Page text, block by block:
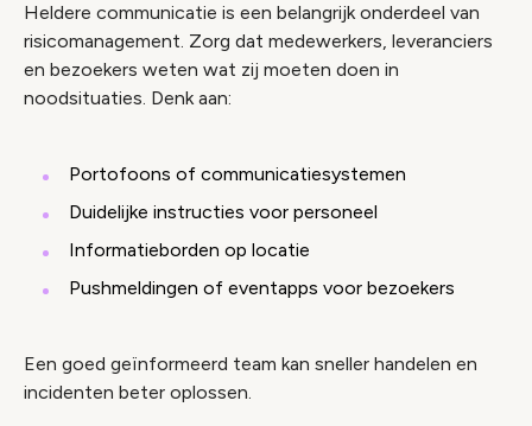
Heldere communicatie is een belangrijk onderdeel van
risicomanagement. Zorg dat medewerkers, leveranciers
en bezoekers weten wat zij moeten doen in
noodsituaties. Denk aan:
Portofoons of communicatiesystemen
Duidelijke instructies voor personeel
Informatieborden op locatie
Pushmeldingen of eventapps voor bezoekers
Een goed geïnformeerd team kan sneller handelen en
incidenten beter oplossen.